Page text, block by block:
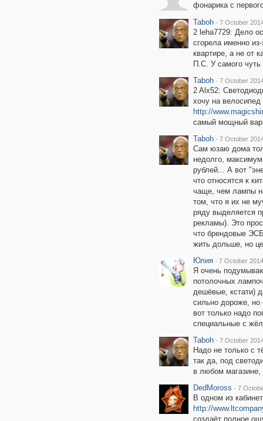
фонарика с
Taboh · 7 October
2 leha7729: Дело
сгорела именно
квартире, а не от
П.С. У самого
Taboh · 7 October
2 Alx52:
хочу на велосипед
http://
самый мощный
Taboh · 7 October
Сам юзаю дома
недолго,
рублей... А вот
что относятся к
чаще, чем лампы
том, что я их не
ряду выделяется
рекламы). Это
что брендовые
жить дольше, но
Юлия · 7 October
Я очень
потолочных
дешёвые, кстати)
сильно дороже, но
вот только надо
специальные с
Taboh · 7 October
Надо не только с
так да, под
в любом магазине,
DedMoross · 7
В одном из
http://
создаёт полное